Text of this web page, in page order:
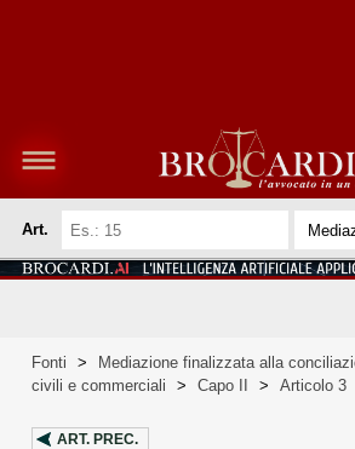
Art.
Fonti >
Mediazione finalizzata alla
civili e commerciali
> Capo II > Articolo 3
ART. PREC.